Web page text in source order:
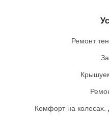
Ремонт
Комфорт на